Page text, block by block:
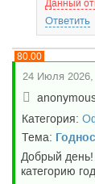
Данный
Ответить
24 Июля 2026,
Категория:
Тема:
Добрый день!
категорию
80.00